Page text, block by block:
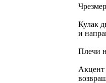
Кулак
и
Плечи
Акцент